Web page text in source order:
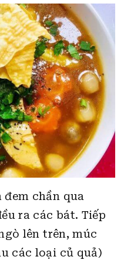
chần qua
ra các bát. Tiếp
lên trên, múc
các loại củ quả)